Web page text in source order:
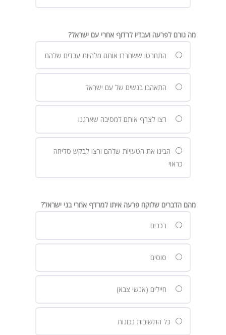
מה גורם לפרעה ועבדיו לרדוף אחרי עם ישראל?
התחרטו ששחררו אותם מלהיות עבדים שלהם
התאהבו בנשים של עם ישראל
רצו לצרף אותם למסיבה שארגנו
הבינו את הטעויות שלהם ורצו לבקש סליחה
כראוי
מהם הדברים שלוקח פרעה איתו למרדף אחרי בני ישראל?
רכבים
סוסים
חיילים (אנשי צבא)
כל התשובות נכונות